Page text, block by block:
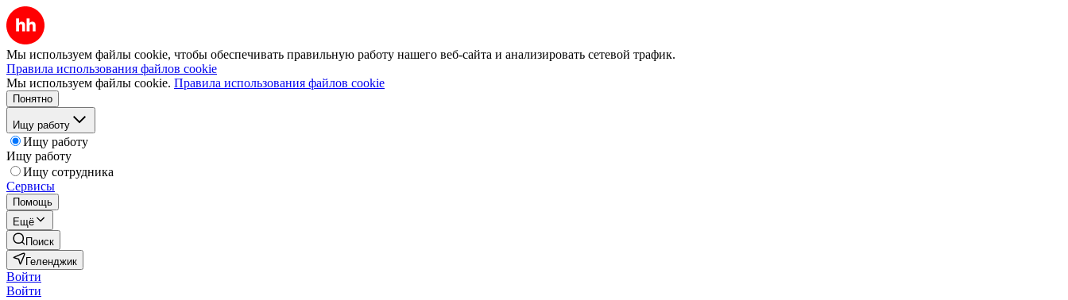
Мы используем файлы cookie, чтобы обеспечивать правильную работу нашего веб-сайта и анализировать сетевой трафик.
Правила использования файлов cookie
Мы используем файлы cookie. Правила использования файлов cookie
Понятно
Ищу работу
Ищу работу
Ищу работу
Ищу сотрудника
Сервисы
Помощь
Ещё
Поиск
Геленджик
Войти
Войти